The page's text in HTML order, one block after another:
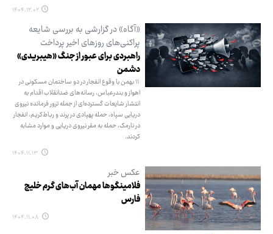
۱۴۰۴.۱۲.۰۲
«آگاه» در گزارشی به بررسی شایعه
پراکنی‌های روزهای اخیر پرداخت
راهبردی برای عبور از جنگ «هیبریدی»
دشمن
۱۱ بهمن با وقوع انفجار در دو ساختمان مسکونی در
اهواز و بندرعباس، رسانه‌های ضدانقلاب اقدام به
انتشار شایعات گسترده‌ای از جمله ترور فرمانده نیروی
دریایی سپاه، حمله پهپادی در پرند و رباط‌کریم، انفجار
در نارمک، حمله به مقر نیروی دریایی و موارد مشابه
کردند.
۱۴۰۴.۱۱.۱۳
عکس خبر
فلامینگوها مهمان آب‌های گرم خلیج
فارس
۱۴۰۴.۱۱.۰۸